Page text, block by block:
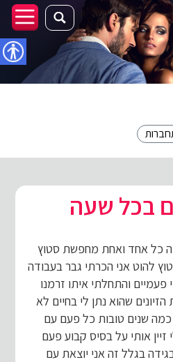
בכל שעה
כל אחד ואחת מחפשת סטוץ
להוט אני הכרתי גבר בעבודה
והתחלתי איתו זרמנו
שהוא נתן לי בחיים לא
כמה שנים טובות כל פעם עם
אותי על בסיס קבוע פעם
בגלל זה אני יוצאת עם